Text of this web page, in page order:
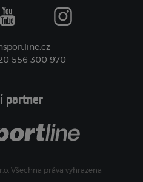
youtube instagram
556 300 970
partner
Všechna práva vyhrazena